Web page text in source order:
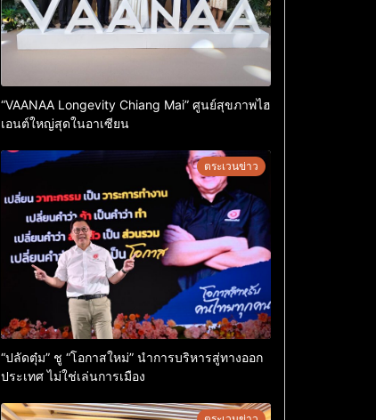
“VAANAA Longevity Chiang Mai” ศูนย์สุขภาพไฮ
เอนต์ใหญ่สุดในอาเซียน
ตระเวนข่าว
“ปลัดตุ๋ม” ชู “โอกาสใหม่” นำการบริหารสู่ทางออก
ประเทศ ไม่ใช่เล่นการเมือง